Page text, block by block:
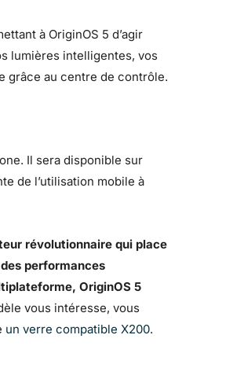
à OriginOS 5 d’agir
lumières intelligentes, vos
grâce au centre de contrôle.
Il sera disponible sur
de l’utilisation mobile à
révolutionnaire qui place
performances
OriginOS 5
vous intéresse, vous
un verre compatible X200.